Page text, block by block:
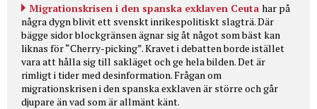
Migrationskrisen i den spanska exklaven Ceuta har på
några dygn blivit ett svenskt inrikespolitiskt slagträ. Där
bägge sidor blockgränsen ägnar sig åt något som bäst kan
liknas för “Cherry-picking”. Kravet i debatten borde istället
vara att hålla sig till sakläget och ge hela bilden. Det är
rimligt i tider med desinformation. Frågan om
migrationskrisen i den spanska exklaven är större och går
djupare än vad som är allmänt känt.